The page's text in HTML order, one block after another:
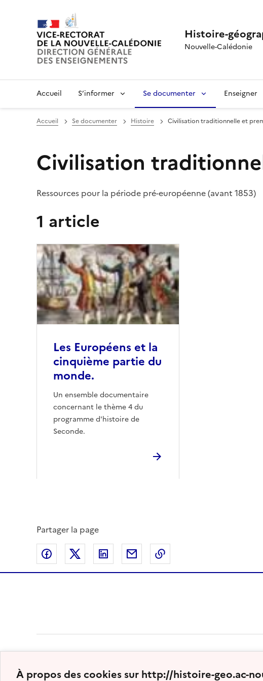
À propos des cookies sur http://histoire-geo.ac-
Histoire-
Nouvelle-Calédonie
Accueil S’informer Se documenter Enseigner
Accueil Se documenter Histoire Civilisation traditionnelle et
Civilisation
Ressources pour la période pré-européenne (avant 1853)
1 article
Les Européens et la
cinquième partie du
monde.
Un ensemble documentaire
concernant le thème 4 du
programme d'histoire de
Seconde.
Partager la page
Partager sur Facebook
Partager sur Twitter
Partager sur LinkedIn
Partager par email